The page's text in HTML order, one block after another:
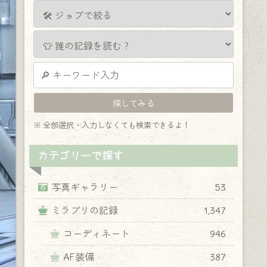
※ 全部選択・入力しなくても検索できるよ！
カテゴリーで探す
写真ギャラリー
53
ミラプリの記録
1,347
コーディネート
946
AF装備
387